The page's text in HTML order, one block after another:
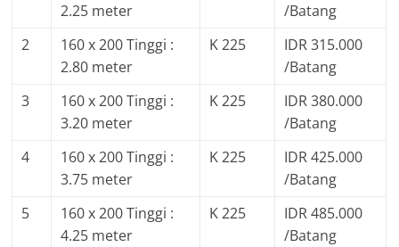
2.25 meter
/Batang
2
160 x 200 Tinggi :
2.80 meter
K 225
IDR 315.000
/Batang
3
160 x 200 Tinggi :
3.20 meter
K 225
IDR 380.000
/Batang
4
160 x 200 Tinggi :
3.75 meter
K 225
IDR 425.000
/Batang
5
160 x 200 Tinggi :
4.25 meter
K 225
IDR 485.000
/Batang